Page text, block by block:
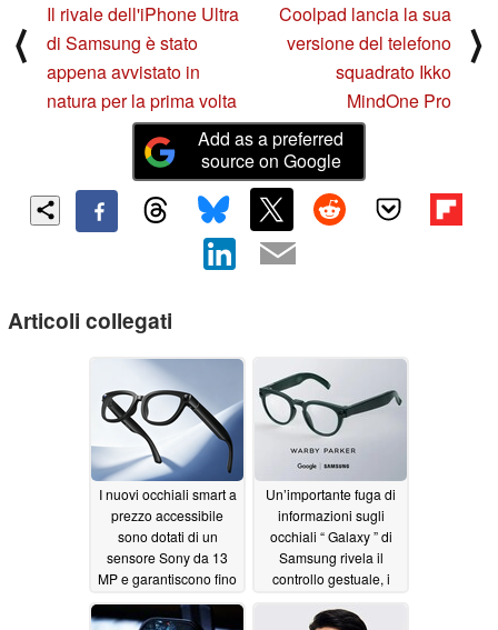
⟨
Il rivale dell'iPhone Ultra
di Samsung è stato
appena avvistato in
natura per la prima volta
Coolpad lancia la sua
versione del telefono
squadrato Ikko
MindOne Pro
⟩
Add as a preferred
source on Google
Articoli collegati
I nuovi occhiali smart a
prezzo accessibile
sono dotati di un
sensore Sony da 13
MP e garantiscono fino
07/01/2026
Un’importante fuga di
informazioni sugli
occhiali “ Galaxy ” di
Samsung rivela il
controllo gestuale, i
funzionalità07/01/2026